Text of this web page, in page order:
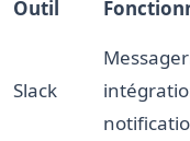
Outil
Slack